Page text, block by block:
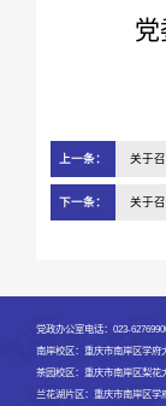
党
上一条： 关于
下一条： 关于
党政办公室电话：023-
南岸校区：重庆市南岸区学府
茶园校区：重庆市南岸区梨花
兰花湖片区：重庆市南岸区学